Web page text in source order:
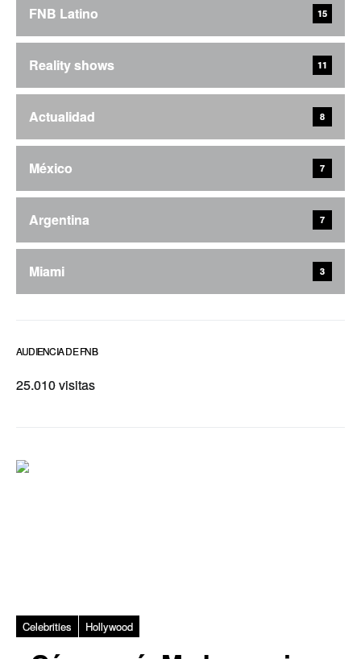
FNB Latino 15
Reality shows 11
Actualidad 8
México 7
Argentina 7
Miami 3
AUDIENCIA DE FNB
25.010 visitas
Celebrities Hollywood